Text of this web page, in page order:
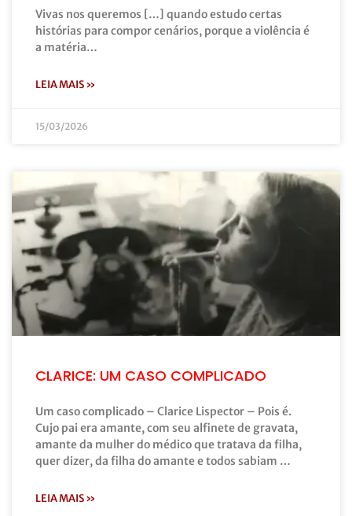
Vivas nos queremos […] quando estudo certas
histórias para compor cenários, porque a violência é
a matéria…
LEIA MAIS »
15/03/2026
CLARICE: UM CASO COMPLICADO
Um caso complicado – Clarice Lispector – Pois é.
Cujo pai era amante, com seu alfinete de gravata,
amante da mulher do médico que tratava da filha,
quer dizer, da filha do amante e todos sabiam …
LEIA MAIS »